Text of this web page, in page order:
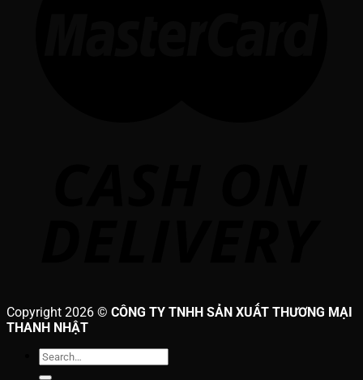
Copyright 2026 © CÔNG TY TNHH SẢN XUẤT THƯƠNG MẠI
THANH NHẬT
Search